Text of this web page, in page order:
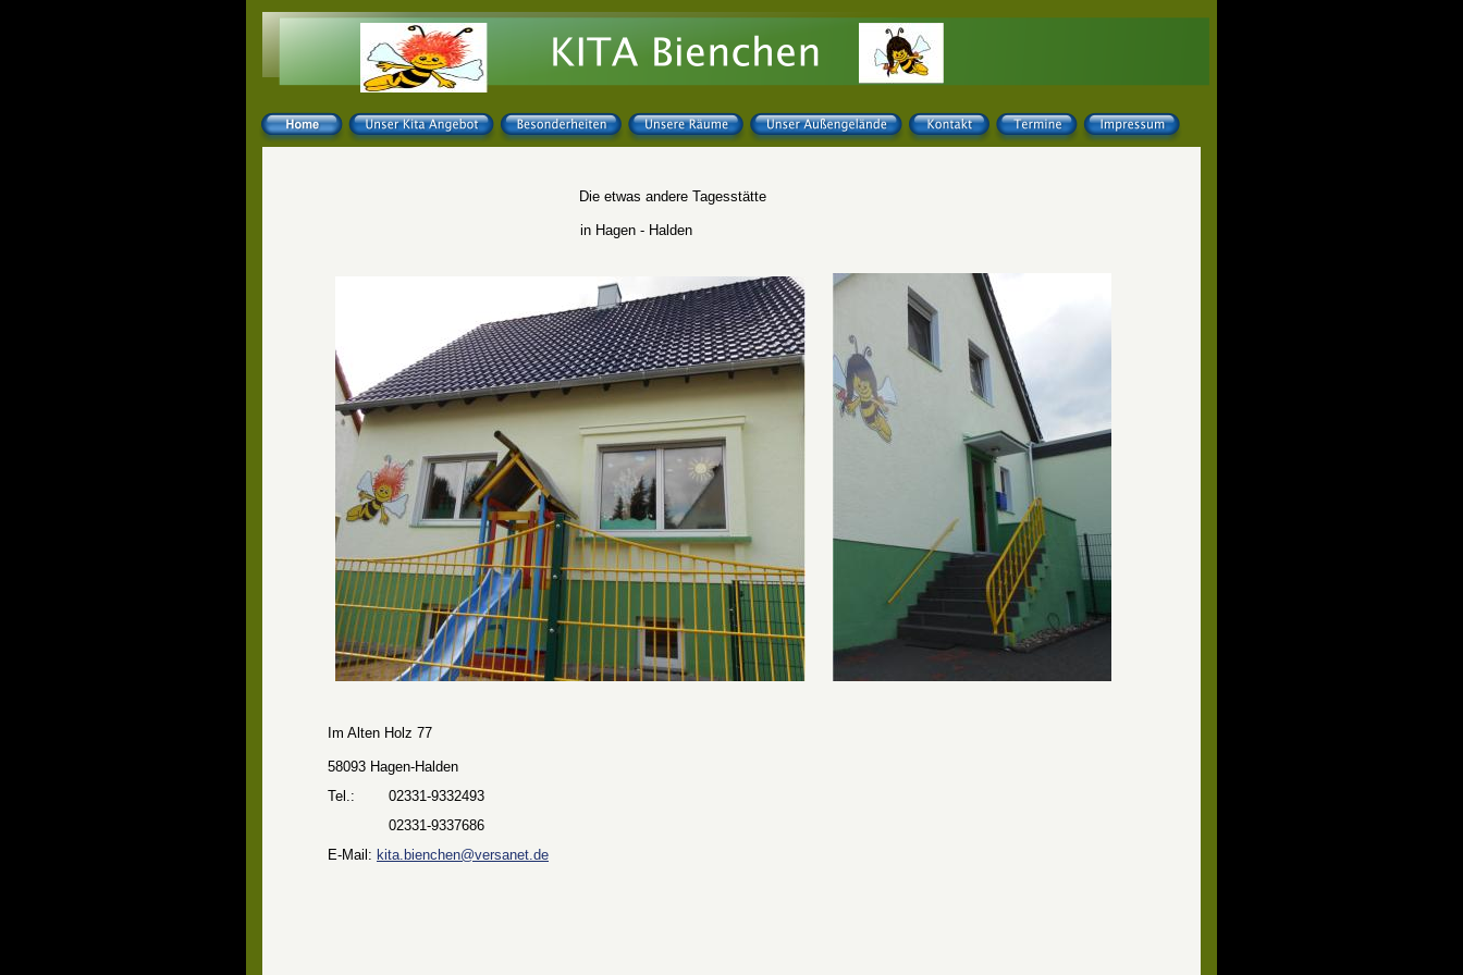
Die etwas andere Tagesstätte
m Alten Holz 77
58093 Hagen-Halden
Tel.:
02331-9332493
02331-9337686
E-Mail: kita.bienchen@versanet.de
in Hagen - Halden